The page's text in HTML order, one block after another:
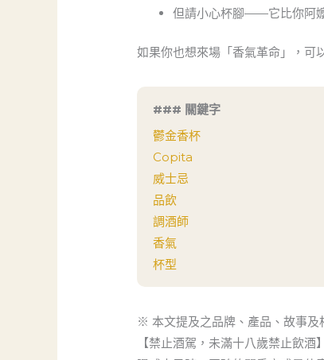
但請小心杯腳——它比你阿
如果你也想來場「香氣革命」，可
### 關鍵字
鬱金香杯
Copita
威士忌
品飲
調酒師
香氣
杯型
※ 本文提及之品牌、產品、故事及
【禁止酒駕，未滿十八歲禁止飲酒】